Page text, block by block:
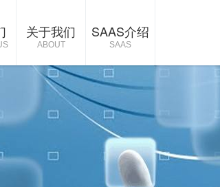
关于我们
ABOUT
SAAS介绍
SAAS